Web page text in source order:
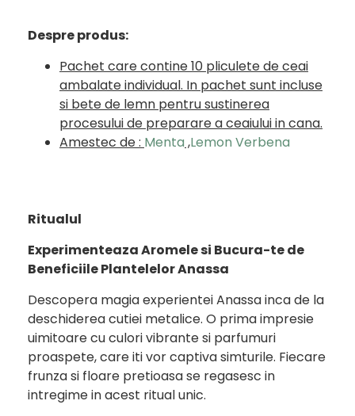
Despre produs:
Pachet care contine 10 pliculete de ceai
ambalate individual. In pachet sunt incluse
si bete de lemn pentru sustinerea
procesului de preparare a ceaiului in cana.
Amestec de : Menta ,Lemon Verbena
Ritualul
Experimenteaza Aromele si Bucura-te de
Beneficiile Plantelelor Anassa
Descopera magia experientei Anassa inca de la
deschiderea cutiei metalice. O prima impresie
uimitoare cu culori vibrante si parfumuri
proaspete, care iti vor captiva simturile. Fiecare
frunza si floare pretioasa se regasesc in
intregime in acest ritual unic.